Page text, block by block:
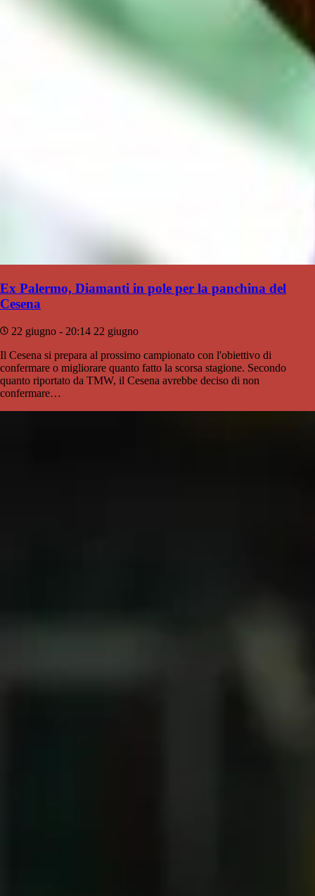
Ex Palermo, Diamanti in pole per la panchina del
Cesena
22 giugno - 20:14 22 giugno
Il Cesena si prepara al prossimo campionato con l'obiettivo di
confermare o migliorare quanto fatto la scorsa stagione. Secondo
quanto riportato da TMW, il Cesena avrebbe deciso di non
confermare…